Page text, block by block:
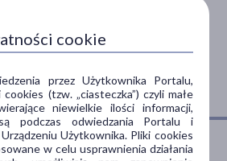
cookie
przez Użytkownika Portalu,
(tzw. „ciasteczka”) czyli małe
niewielkie ilości informacji,
podczas odwiedzania Portalu i
Użytkownika. Pliki cookies
w celu usprawnienia działania